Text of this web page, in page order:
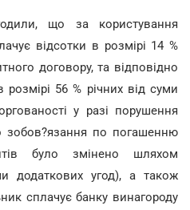
що за користування
відсотки в розмірі 14 %
договору, та відповідно
56 % річних від суми
у разі порушення
зобов?язання по погашенню
було змінено шляхом
додаткових угод), а також
сплачує банку винагороду